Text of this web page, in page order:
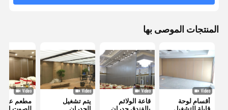
المنتجات الموصى بها
أقسام لوحة
قاعة الولائم
يتم تشغيل
مطعم